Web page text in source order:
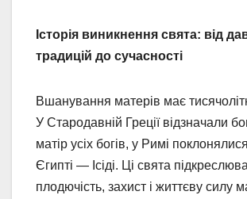
Історія виникнення свята: від
традицій до сучасності
Вшанування матерів має
У Стародавній Греції відзначали
матір усіх богів, у Римі
Єгипті — Ісіді. Ці свята
плодючість, захист і життєву силу